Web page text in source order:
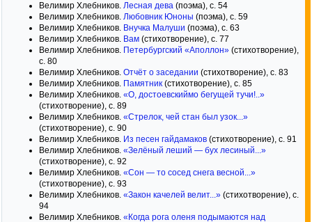
Велимир Хлебников. Лесная дева (поэма), с. 54
Велимир Хлебников. Любовник Юноны (поэма), с. 59
Велимир Хлебников. Внучка Малуши (поэма), с. 63
Велимир Хлебников. Вам (стихотворение), с. 77
Велимир Хлебников. Петербургский «Аполлон» (стихотворение),
с. 80
Велимир Хлебников. Отчёт о заседании (стихотворение), с. 83
Велимир Хлебников. Памятник (стихотворение), с. 85
Велимир Хлебников. «О, достоевскиймо бегущей тучи!..»
(стихотворение), с. 89
Велимир Хлебников. «Стрелок, чей стан был узок...»
(стихотворение), с. 90
Велимир Хлебников. Из песен гайдамаков (стихотворение), с. 91
Велимир Хлебников. «Зелёный леший — бух лесиный...»
(стихотворение), с. 92
Велимир Хлебников. «Сон — то сосед снега весной...»
(стихотворение), с. 93
Велимир Хлебников. «Закон качелей велит...» (стихотворение), с.
94
Велимир Хлебников. «Когда рога оленя подымаются над